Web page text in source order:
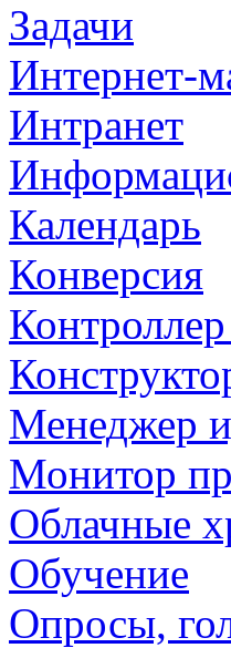
Задачи
Интернет-
Интранет
Календарь
Конверсия
Менеджер
Монитор
Облачные
Обучение
Опросы,